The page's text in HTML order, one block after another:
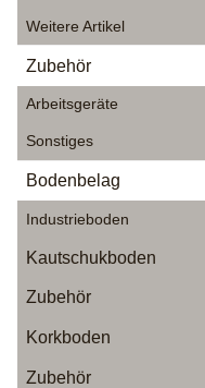
Weitere Artikel
Zubehör
Arbeitsgeräte
Sonstiges
Bodenbelag
Industrieboden
Kautschukboden
Zubehör
Korkboden
Zubehör